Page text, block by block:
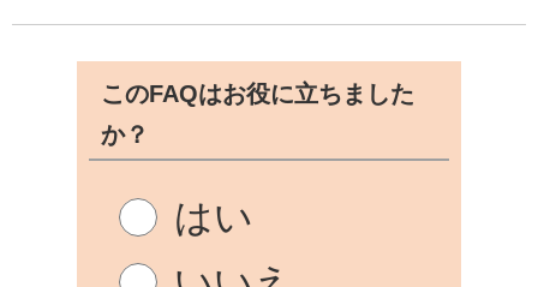
このFAQはお役に立ちました
か？
はい